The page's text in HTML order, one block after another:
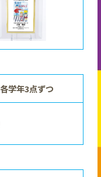
各学年3点ずつ